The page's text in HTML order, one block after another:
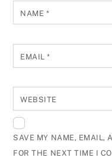
NAME *
EMAIL*
WEBSITE
SAVE MY NAME, EMAIL,
FOR THE NEXT TIME I